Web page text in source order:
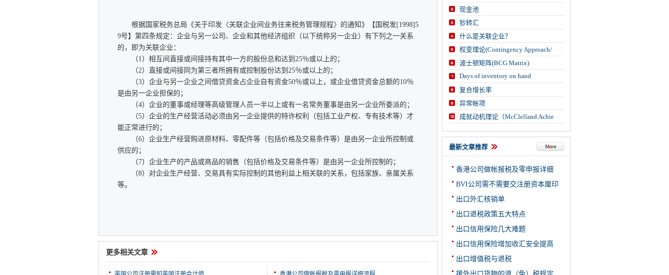
根据国家税务总局《关于印发〈关联企业间业务往来税务管理规程〉的通知》【国税发[1998]5
9号】第四条规定：企业与另一公司、企业和其他经济组织（以下统称另一企业）有下列之一关系
的，即为关联企业：
（1）相互间直接或间接持有其中一方的股份总和达到25％或以上的；
（2）直接或间接同为第三者所拥有或控制股份达到25％或以上的；
（3）企业与另一企业之间借贷资金占企业自有资金50％或以上，或企业借贷资金总额的10％
是由另一企业担保的；
（4）企业的董事或经理等高级管理人员一半以上或有一名常务董事是由另一企业所委派的；
（5）企业的生产经营活动必须由另一企业提供的特许权利（包括工业产权、专有技术等）才
能正常进行的；
（6）企业生产经营购进原材料、零配件等（包括价格及交易条件等）是由另一企业所控制或
供应的；
（7）企业生产的产品或商品的销售（包括价格及交易条件等）是由另一企业所控制的；
（8）对企业生产经营、交易具有实际控制的其他利益上相关联的关系，包括家族、亲属关系
等。
更多相关文章
现金池
钞转汇
什么是关联企业？
权变理论(Contingency Approach/
波士顿矩阵(BCG Matrix)
Days of inventory on hand
复合增长率
异常帐项
成就动机理论（McClelland Achie
最新文章推荐
香港公司做帐报税及零申报详细
BVI公司需不需要交注册资本厘印
出口外汇核销单
出口退税政策五大特点
出口信用保险几大难题
出口信用保险增加收汇安全提高
出口增值税与退税